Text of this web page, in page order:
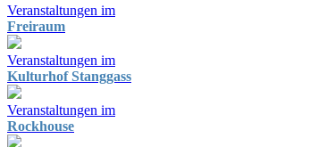
Veranstaltungen im
Freiraum
Veranstaltungen im
Kulturhof Stanggass
Veranstaltungen im
Rockhouse